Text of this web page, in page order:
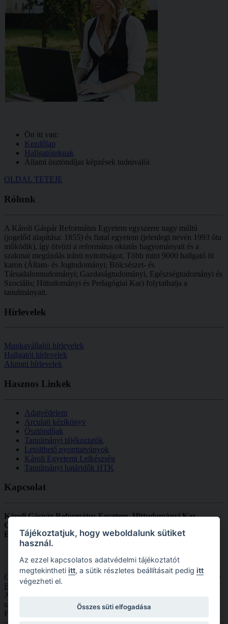
Ön itt van:
Kezdőlap
Hallgatóinknak
Állami ösztöndíjas képzések tudnivalói
OLDAL TETEJE
Rólunk
A Károli Gáspár Református Egyetem egyszerre nagy múltú
(jogelőd alapítása: 1855) és fiatal egyetem (jelenlegi nevén 1993 óta
működik), így ötvözi a református oktatás hagyományait és a
szakmai megújulás iránti nyitottságot. Több mint 9000 hallgató öt
karon (Állam- és Jogtudományi; Bölcsészet- és
Társadalomtudományi; Gazdaságtudományi, Egészségtudományi és
Szociális; Hittudományi és Pedagógiai Kar) folytathatja a
tanulmányait.
Hírlevelek
Munkavállalói hírlevelek
Hallgatói hírlevelek
Alumni hírlevelek
Hasznos Linkek
Adatvédelem
Arculati kézikönyv
Ösztöndíjak
Tanulmányi tájékoztatók
Letölthető nyomtatványok
Károli Egyetemi Lelkészség
Tanulmányi határidők HTK
Kapcsolat
Károli Gáspár Református Egyetem, Hittudományi Kar
Cím:
Email: dekanihivatal.htk@kre.hu
Copyright © 2026 KRE HTK. Minden jog fenntartva. Designed by
Bowthemes.com.
A
szoftver
Fordította a
Tájékoztatjuk, hogy weboldalunk sütiket
használ.
Az ezzel kapcsolatos adatvédelmi tájékoztatót
megtekintheti itt, a sütik részletes beállításait pedig itt
végezheti el.
Összes süti elfogadása